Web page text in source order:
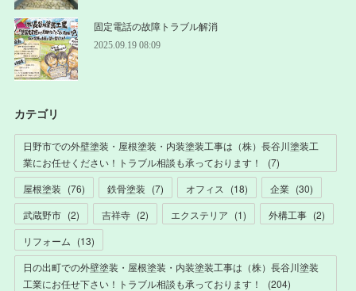
固定電話の故障トラブル解消
2025.09.19 08:09
カテゴリ
日野市での外壁塗装・屋根塗装・内装塗装工事は（株）長谷川塗装工
業にお任せください！トラブル相談も承っております！
(7)
屋根塗装 (76) 鉄骨塗装 (7) オフィス (18) 企業 (30)
武蔵野市 (2) 吉祥寺 (2) エクステリア (1) 外構工事 (2)
リフォーム (13)
日の出町での外壁塗装・屋根塗装・内装塗装工事は（株）長谷川塗装
工業にお任せ下さい！トラブル相談も承っております！
(204)